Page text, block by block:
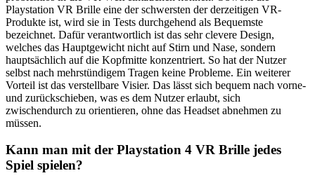
Playstation VR Brille eine der schwersten der derzeitigen VR-
Produkte ist, wird sie in Tests durchgehend als Bequemste
bezeichnet. Dafür verantwortlich ist das sehr clevere Design,
welches das Hauptgewicht nicht auf Stirn und Nase, sondern
hauptsächlich auf die Kopfmitte konzentriert. So hat der Nutzer
selbst nach mehrstündigem Tragen keine Probleme. Ein weiterer
Vorteil ist das verstellbare Visier. Das lässt sich bequem nach vorne-
und zurückschieben, was es dem Nutzer erlaubt, sich
zwischendurch zu orientieren, ohne das Headset abnehmen zu
müssen.
Kann man mit der Playstation 4 VR Brille jedes
Spiel spielen?